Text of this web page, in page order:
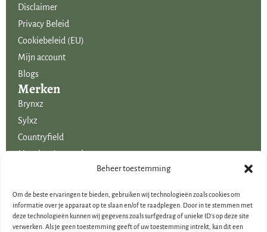
Beheer toestemming
Om de beste ervaringen te bieden, gebruiken wij technologieën zoals cookies om
informatie over je apparaat op te slaan en/of te raadplegen. Door in te stemmen met
deze technologieën kunnen wij gegevens zoals surfgedrag of unieke ID's op deze site
verwerken. Als je geen toestemming geeft of uw toestemming intrekt, kan dit een
Disclaimer
Privacy Beleid
Cookiebeleid (EU)
Mijn account
Blogs
Merken
Brynxz
Sylxz
Countryfield
Mansion Atmosphere
Uitgelicht voor jou!
Voordelige boeketten kunstbloemen
Woondecoraties